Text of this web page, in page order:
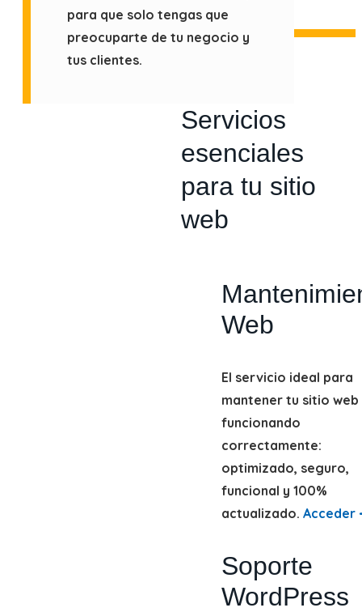
para que solo tengas que
preocuparte de tu negocio y
tus clientes.
Servicios
esenciales
para tu sitio
web
Web
El servicio ideal para
mantener tu sitio web
funcionando
correctamente:
optimizado, seguro,
funcional y 100%
actualizado. Acceder
Soporte
WordPress